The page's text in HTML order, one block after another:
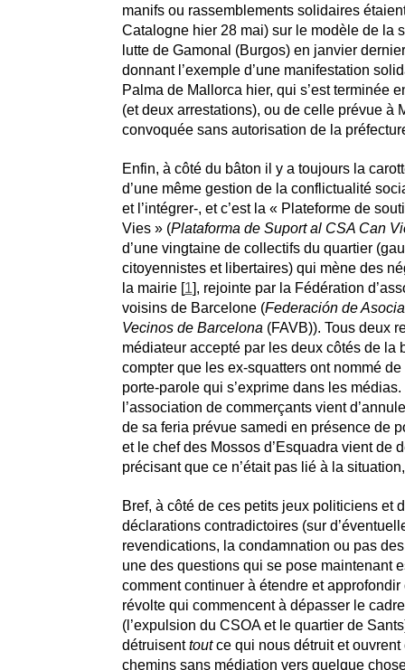
manifs ou rassemblements solidaires
Catalogne hier 28 mai) sur le modèle de la
lutte de Gamonal (Burgos) en janvier
donnant l’exemple d’une manifestation
Palma de Mallorca hier, qui s’est terminée
(et deux arrestations), ou de celle prévue à
convoquée sans autorisation de la
Enfin, à côté du bâton il y a toujours la
d’une même gestion de la conflictualité
et l’intégrer-, et c’est la « Plateforme de
Vies » (Plataforma de Suport al CSA Can
d’une vingtaine de collectifs du quartier
citoyennistes et libertaires) qui mène des
la mairie [1], rejointe par la Fédération
voisins de Barcelone (Federación de
Vecinos de Barcelona (FAVB)). Tous deux
médiateur accepté par les deux côtés de la
compter que les ex-squatters ont nommé
porte-parole qui s’exprime dans les médias.
l’association de commerçants vient
de sa feria prévue samedi en présence de
et le chef des Mossos d’Esquadra vient de
précisant que ce n’était pas lié à la
Bref, à côté de ces petits jeux politiciens et
déclarations contradictoires (sur
revendications, la condamnation ou pas
une des questions qui se pose maintenant
comment continuer à étendre et approfondir
révolte qui commencent à dépasser le
(l’expulsion du CSOA et le quartier de
détruisenttoutce qui nous détruit et ouvrent
chemins sans médiation vers quelque